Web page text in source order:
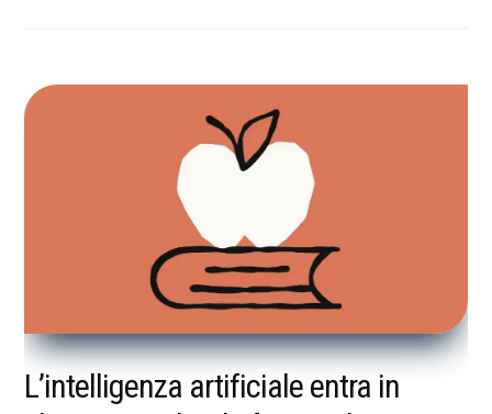
L’intelligenza artificiale entra in